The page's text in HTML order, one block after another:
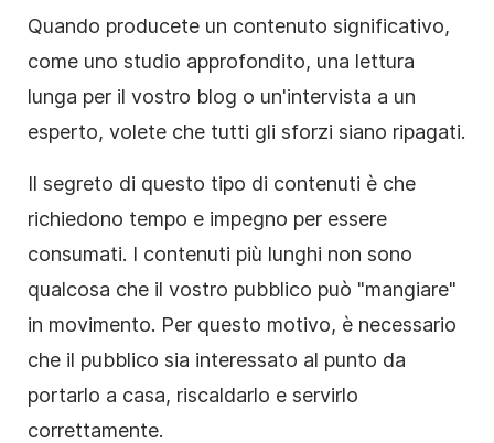
Quando producete un contenuto significativo,
come uno studio approfondito, una lettura
lunga per il vostro blog o un'intervista a un
esperto, volete che tutti gli sforzi siano ripagati.
Il segreto di questo tipo di contenuti è che
richiedono tempo e impegno per essere
consumati. I contenuti più lunghi non sono
qualcosa che il vostro pubblico può "mangiare"
in movimento. Per questo motivo, è necessario
che il pubblico sia interessato al punto da
portarlo a casa, riscaldarlo e servirlo
correttamente.